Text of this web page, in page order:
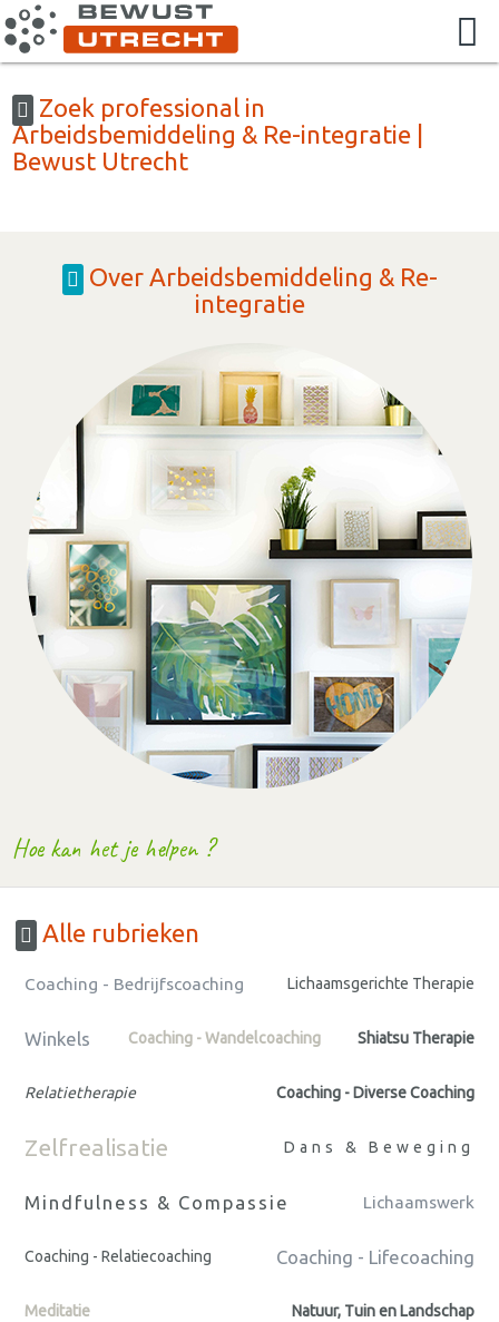
Zoek professional in
Arbeidsbemiddeling & Re-integratie |
Bewust Utrecht
Over Arbeidsbemiddeling & Re-
integratie
Hoe kan het je helpen ?
Alle rubrieken
Coaching - Bedrijfscoaching Lichaamsgerichte Therapie
Winkels Coaching - Wandelcoaching Shiatsu Therapie
Relatietherapie Coaching - Diverse Coaching
Zelfrealisatie Dans & Beweging
Mindfulness & Compassie Lichaamswerk
Coaching - Relatiecoaching Coaching - Lifecoaching
Meditatie Natuur, Tuin en Landschap